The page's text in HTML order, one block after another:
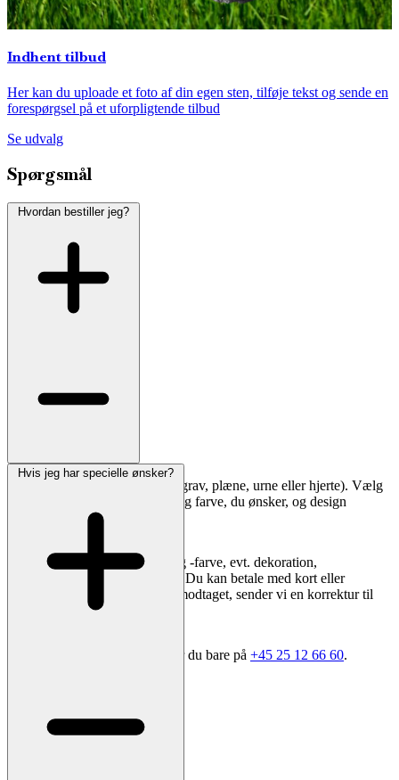
Indhent tilbud
Her kan du uploade et foto af din egen sten, tilføje tekst og sende en
forespørgsel på et uforpligtende tilbud
Se udvalg
Spørgsmål
Hvordan bestiller jeg?
Vælg først gravstedstype (kistegrav, plæne, urne eller hjerte). Vælg
derefter en sten i den størrelse og farve, du ønsker, og design
inskriptionen direkte på siden.
I kassen vælger du skrifttype og -farve, evt. dekoration,
leveringsadresse og opsætning. Du kan betale med kort eller
bankoverførsel. Når ordren er modtaget, sender vi en korrektur til
Har du brug for sparring, ringer du bare på +45 25 12 66 60.
Hvis jeg har specielle ønsker?